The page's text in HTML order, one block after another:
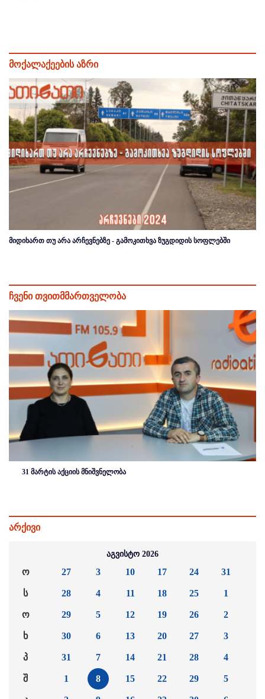
მოქალაქეების აზრი
მიდიხართ თუ არა არჩევნებზე - გამოკითხვა ზუგდიდის სოფლებში
ჩვენი თვითმმართველობა
31 მარტის აქციის მნიშვნელობა
არქივი
აგვისტო 2026
ო
ს
ო
ხ
პ
შ
27
28
29
30
31
1
3
4
5
6
7
8
10
11
12
13
14
15
17
18
19
20
21
22
24
25
26
27
28
29
31
1
2
3
4
5